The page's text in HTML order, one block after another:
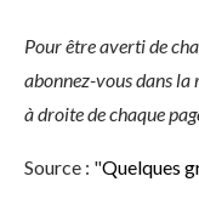
Pour être averti de
abonnez-vous dans
à droite de chaque
Source : "Quelques